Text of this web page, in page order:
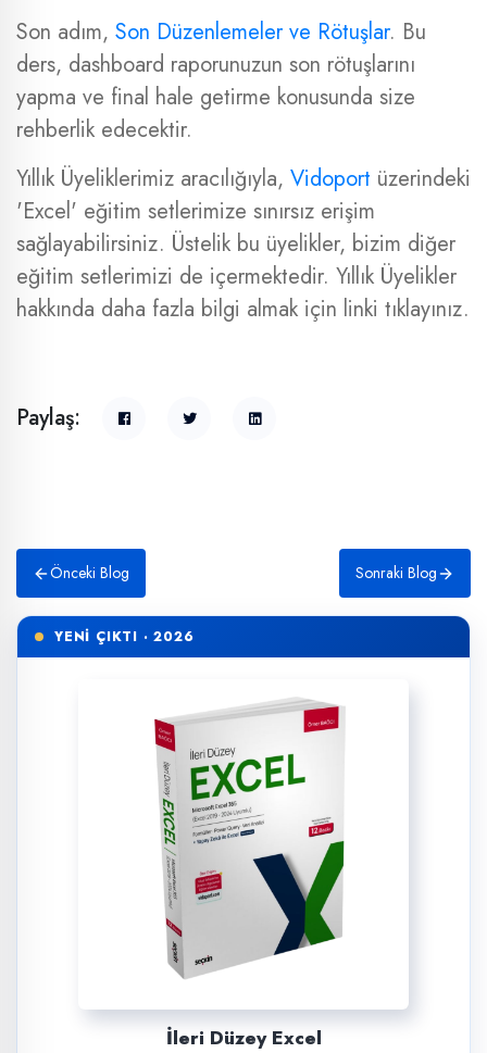
Son adım, Son Düzenlemeler ve Rötuşlar. Bu
ders, dashboard raporunuzun son rötuşlarını
yapma ve final hale getirme konusunda size
rehberlik edecektir.
Yıllık Üyeliklerimiz aracılığıyla, Vidoport üzerindeki
'Excel' eğitim setlerimize sınırsız erişim
sağlayabilirsiniz. Üstelik bu üyelikler, bizim diğer
eğitim setlerimizi de içermektedir. Yıllık Üyelikler
hakkında daha fazla bilgi almak için linki tıklayınız.
Paylaş:
Önceki Blog Sonraki Blog
YENİ ÇIKTI · 2026
İleri Düzey Excel